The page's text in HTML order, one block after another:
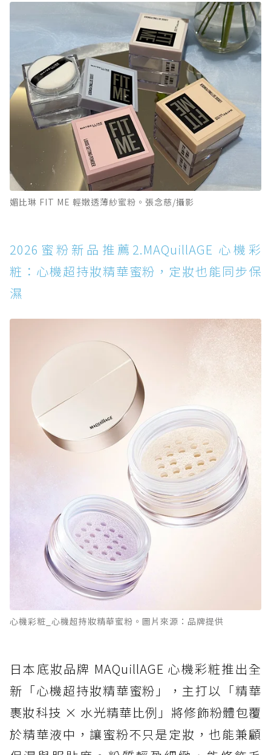
媚比琳 FIT ME 輕嫩透薄紗蜜粉。張念慈/攝影
2026蜜粉新品推薦2.MAQuillAGE 心機彩
粧：心機超持妝精華蜜粉，定妝也能同步保
濕
心機彩粧_心機超持妝精華蜜粉。圖片來源：品牌提供
日本底妝品牌 MAQuillAGE 心機彩粧推出全
新「心機超持妝精華蜜粉」，主打以「精華
裹妝科技 × 水光精華比例」將修飾粉體包覆
於精華液中，讓蜜粉不只是定妝，也能兼顧